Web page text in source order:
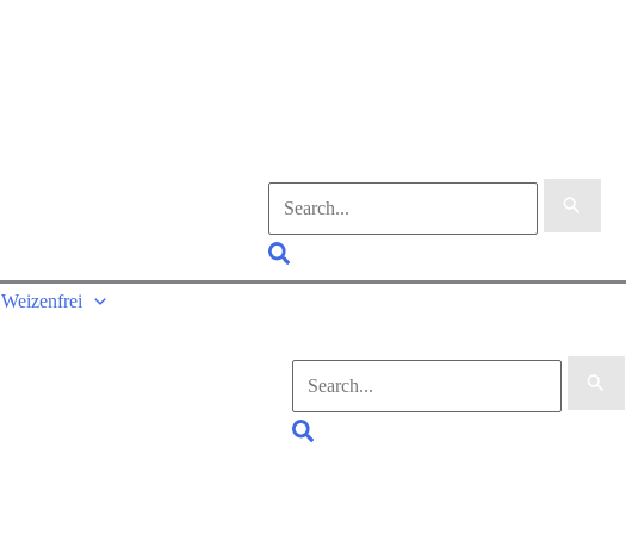
nach:
Suchen
Weizenfrei
nach:
Suchen